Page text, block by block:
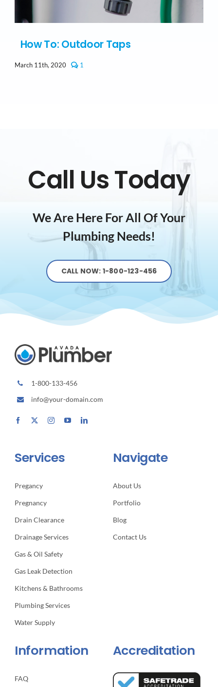
How To: Outdoor Taps
March 11th, 2020 1
Call Us Today
We Are Here For All Of Your
Plumbing Needs!
CALL NOW: 1-800-123-456
1-800-133-456
info@your-domain.com
Services
Pregancy
Pregnancy
Drain Clearance
Drainage Services
Gas & Oil Safety
Gas Leak Detection
Kitchens & Bathrooms
Plumbing Services
Water Supply
Navigate
About Us
Portfolio
Blog
Contact Us
Information
FAQ
Accreditation